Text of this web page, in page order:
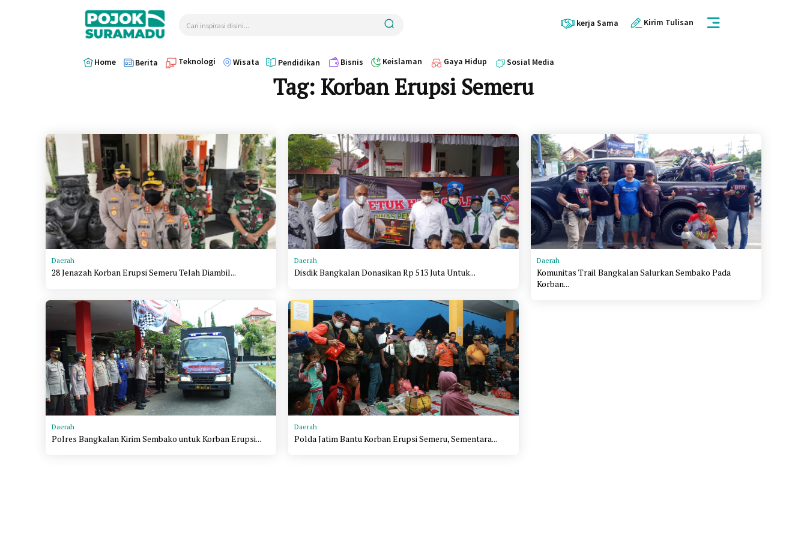
Cari inspirasi disini... kerja Sama Kirim Tulisan
Home Berita Teknologi Wisata Pendidikan Bisnis Keislaman Gaya Hidup Sosial Media
Tag: Korban Erupsi Semeru
Daerah
28 Jenazah Korban Erupsi Semeru Telah Diambil...
Daerah
Disdik Bangkalan Donasikan Rp 513 Juta Untuk...
Daerah
Komunitas Trail Bangkalan Salurkan Sembako Pada
Korban...
Daerah
Polres Bangkalan Kirim Sembako untuk Korban Erupsi...
Daerah
Polda Jatim Bantu Korban Erupsi Semeru, Sementara...